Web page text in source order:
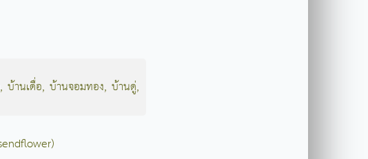
, บ้านเดื่อ, บ้านจอมทอง, บ้านดู่,